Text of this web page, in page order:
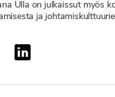
Ulla on julkaissut myös
ja
linkedin